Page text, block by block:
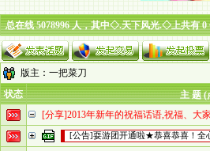
总在线 5078996 人，其中◇.天下风光.◇上共有 0
版主： 一把菜刀
状态
主 题
[分享]2013年新年的祝福话语,祝福、大
[公告]耍游团开通啦★恭喜恭喜！全